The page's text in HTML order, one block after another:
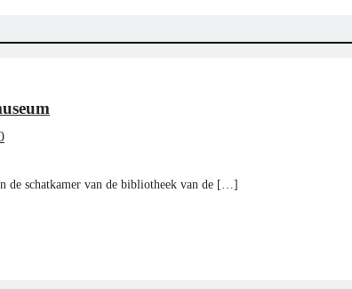
de schatkamer van de bibliotheek van de […]